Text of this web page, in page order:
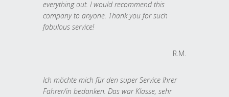
everything out. I would recommend this
company to anyone. Thank you for such
fabulous service!
R.M.
Ich möchte mich für den super Service Ihrer
Fahrer/in bedanken. Das war Klasse, sehr